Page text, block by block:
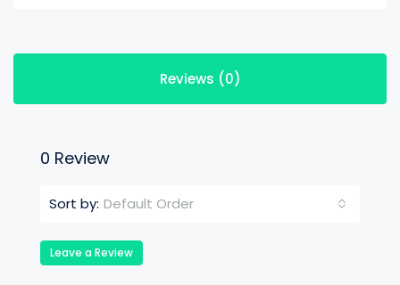
Reviews (0)
0 Review
Sort by: Default Order
Leave a Review